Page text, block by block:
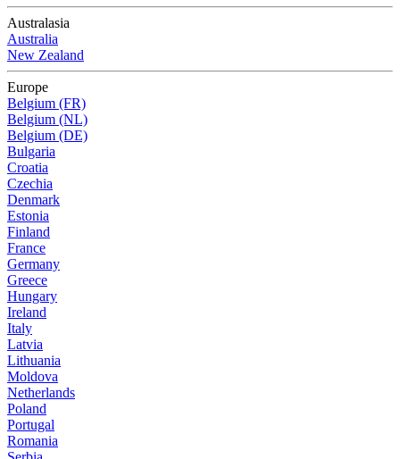
Australasia
Australia
New Zealand
Europe
Belgium (FR)
Belgium (NL)
Belgium (DE)
Bulgaria
Croatia
Czechia
Denmark
Estonia
Finland
France
Germany
Greece
Hungary
Ireland
Italy
Latvia
Lithuania
Moldova
Netherlands
Poland
Portugal
Romania